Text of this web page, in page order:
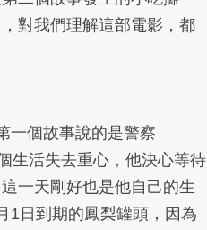
對我們理解這部電影，都
一個故事說的是警察
生活失去重心，他決心等待
一天剛好也是他自己的生
1日到期的鳳梨罐頭，因為